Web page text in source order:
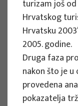
EU PROJECTS
turizam još
Hrvatskog
Hrvatsku
2005. godine.
Druga faza
nakon što je
provedena
pokazatelja